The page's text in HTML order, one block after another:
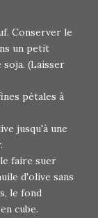
Conserver le
un petit
soja. (Laisser
pétales à
jusqu'à une
faire suer
d'olive sans
le fond
cube.